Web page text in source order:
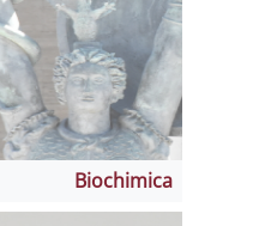
Biochimica